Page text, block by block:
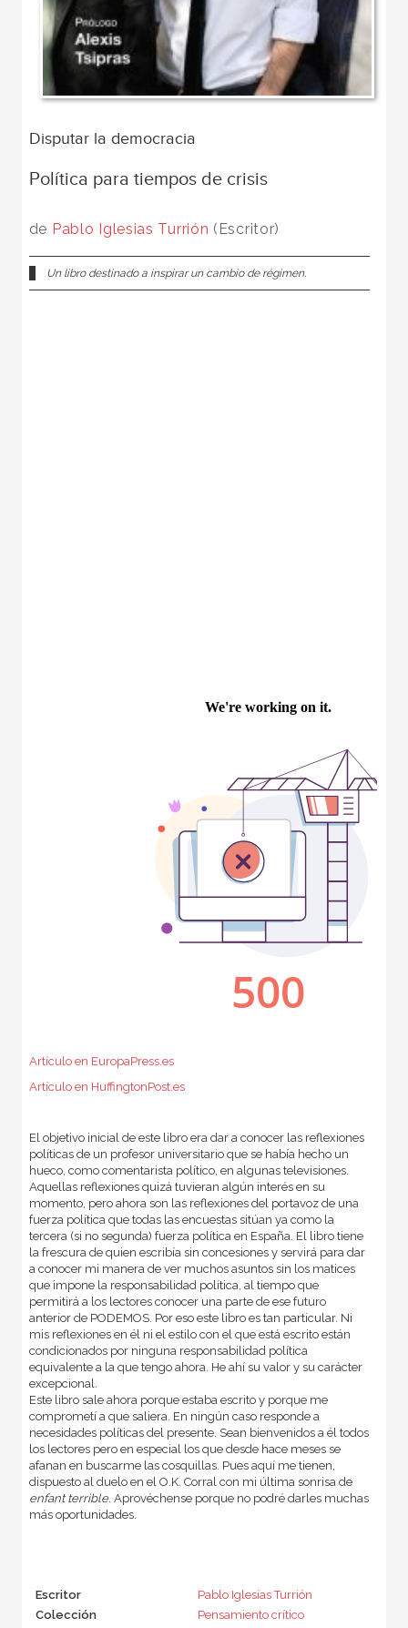
Disputar la democracia
Política para tiempos de crisis
de Pablo Iglesias Turrión (Escritor)
Un libro destinado a inspirar un cambio de régimen.
Artículo en EuropaPress.es
Artículo en HuffingtonPost.es
El objetivo inicial de este libro era dar a conocer las reflexiones
políticas de un profesor universitario que se había hecho un
hueco, como comentarista político, en algunas televisiones.
Aquellas reflexiones quizá tuvieran algún interés en su
momento, pero ahora son las reflexiones del portavoz de una
fuerza política que todas las encuestas sitúan ya como la
tercera (si no segunda) fuerza política en España. El libro tiene
la frescura de quien escribía sin concesiones y servirá para dar
a conocer mi manera de ver muchos asuntos sin los matices
que impone la responsabilidad política, al tiempo que
permitirá a los lectores conocer una parte de ese futuro
anterior de PODEMOS. Por eso este libro es tan particular. Ni
mis reflexiones en él ni el estilo con el que está escrito están
condicionados por ninguna responsabilidad política
equivalente a la que tengo ahora. He ahí su valor y su carácter
excepcional.
Este libro sale ahora porque estaba escrito y porque me
comprometí a que saliera. En ningún caso responde a
necesidades políticas del presente. Sean bienvenidos a él todos
los lectores pero en especial los que desde hace meses se
afanan en buscarme las cosquillas. Pues aquí me tienen,
dispuesto al duelo en el O.K. Corral con mi última sonrisa de
enfant terrible. Aprovéchense porque no podré darles muchas
más oportunidades.
Escritor
Pablo Iglesias Turrión
Colección
Pensamiento crítico